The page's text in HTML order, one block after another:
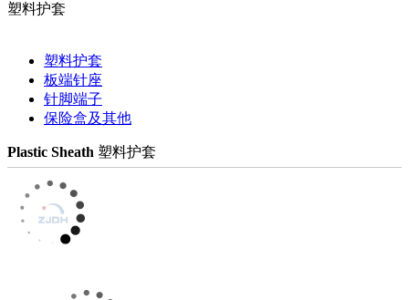
塑料护套
塑料护套
板端针座
针脚端子
保险盒及其他
Plastic Sheath 塑料护套